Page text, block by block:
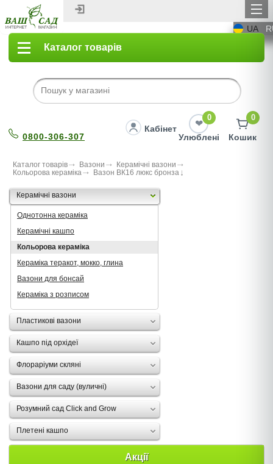
UA
Каталог товарів
0800-306-307
Кабінет
0
Улюблені
0
Кошик
Каталог товарів Вазони
Керамічні вазони
Кольорова кераміка
Вазон ВК16 люкс бронза
Керамічні вазони
Однотонна кераміка
Керамічні кашпо
Кольорова кераміка
Кераміка теракот, мокко, глина
Вазони для бонсай
Кераміка з розписом
Пластикові вазони
Кашпо під орхідеї
Флораріуми скляні
Вазони для саду (вуличні)
Розумний сад Click and Grow
Плетені кашпо
Акції